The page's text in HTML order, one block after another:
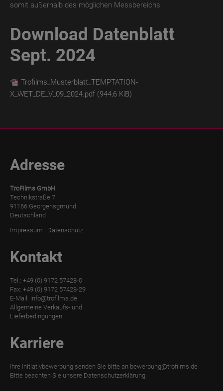
somit außerhalb des möglichen Messbereichs.
Download Datenblatt
Sept. 2024
Trofilms_Musterblatt_TEMPTATION-
X_WET_DE_V_09_2024.pdf (944,6 KiB)
Adresse
TroFilms GmbH
Technikstraße 7
91166 Georgensgmünd
Deutschland
Impressum | Datenschutz
Kontakt
Tel.: +49 (0) 9172 57428-0
Fax: +49 (0) 9172 57428-29
E-Mail: info@trofilms.de
Allgemeine Verkaufs- und
Lieferbedingungen
Karriere
Ihre Initiativbewerbung senden Sie bitte an bewerbung@trofilms.de
Bitte beachten Sie unsere Datenschutzerklärung.